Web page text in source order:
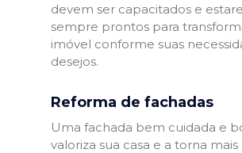
devem ser capacitados e
sempre prontos para
imóvel conforme suas
desejos.
Reforma de fachadas
Uma fachada bem cuidada e
valoriza sua casa e a torna mais